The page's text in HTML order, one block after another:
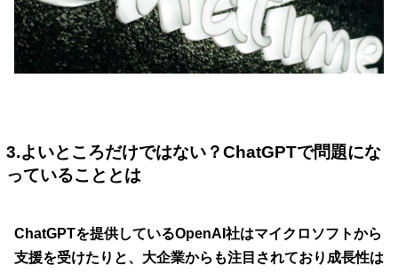
3.よいところだけではない？ChatGPTで問題にな
っていることとは
ChatGPTを提供しているOpenAI社はマイクロソフトから
支援を受けたりと、大企業からも注目されており成長性は